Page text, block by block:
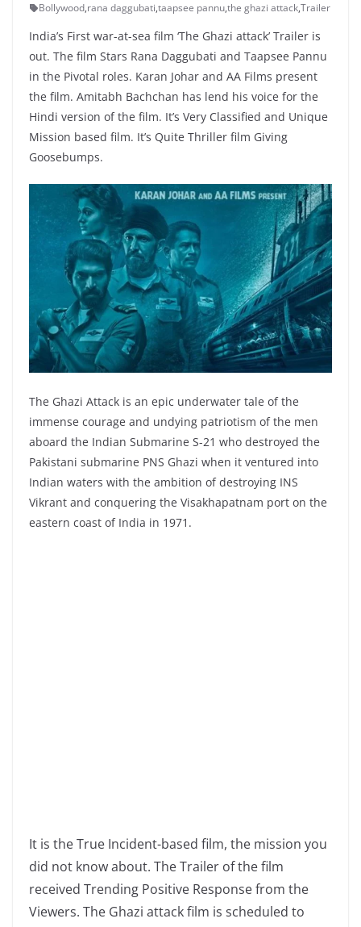
Bollywood,rana daggubati,taapsee pannu,the ghazi attack,Trailer
India’s First war-at-sea film ‘The Ghazi attack’ Trailer is
out. The film Stars Rana Daggubati and Taapsee Pannu
in the Pivotal roles. Karan Johar and AA Films present
the film. Amitabh Bachchan has lend his voice for the
Hindi version of the film. It’s Very Classified and Unique
Mission based film. It’s Quite Thriller film Giving
Goosebumps.
The Ghazi Attack is an epic underwater tale of the
immense courage and undying patriotism of the men
aboard the Indian Submarine S-21 who destroyed the
Pakistani submarine PNS Ghazi when it ventured into
Indian waters with the ambition of destroying INS
Vikrant and conquering the Visakhapatnam port on the
eastern coast of India in 1971.
It is the True Incident-based film, the mission you
did not know about. The Trailer of the film
received Trending Positive Response from the
Viewers. The Ghazi attack film is scheduled to